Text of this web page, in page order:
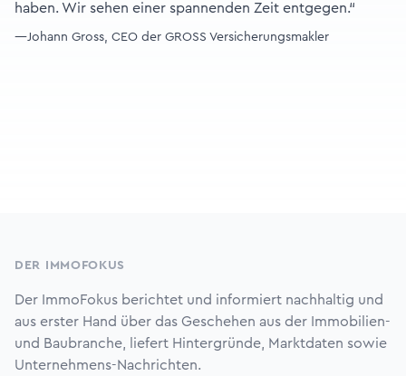
haben. Wir sehen einer spannenden Zeit entgegen.“
—Johann Gross, CEO der GROSS Versicherungsmakler
DER IMMOFOKUS
Der ImmoFokus berichtet und informiert nachhaltig und
aus erster Hand über das Geschehen aus der Immobilien-
und Baubranche, liefert Hintergründe, Marktdaten sowie
Unternehmens-Nachrichten.